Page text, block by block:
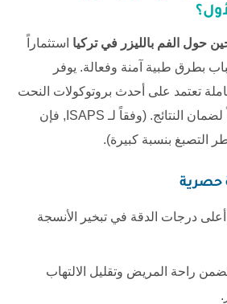
حول الفم بالليزر في تركيا استثماراً
بطرق طبية آمنة وفعالة. يوفر
تعتمد على أحدث بروتوكولات النحت
لضمان النتائج. (وفقاً لـ ISAPS , فإن
التصبغ بنسبة كبيرة).
حصرية
درجات الدقة في تبخير الأنسجة
راحة المريض وتقليل الالتهاب